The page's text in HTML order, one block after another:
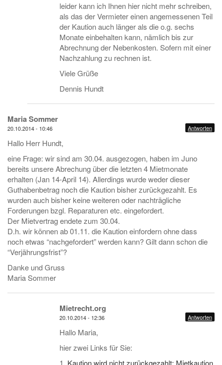
leider kann ich Ihnen hier nicht mehr schreiben,
als das der Vermieter einen angemessenen Teil
der Kaution auch länger als die o.g. sechs
Monate einbehalten kann, nämlich bis zur
Abrechnung der Nebenkosten. Sofern mit einer
Nachzahlung zu rechnen ist.
Viele Grüße
Dennis Hundt
Maria Sommer
20.10.2014 - 10:46 Antworten
Hallo Herr Hundt,
eine Frage: wir sind am 30.04. ausgezogen, haben im Juno
bereits unsere Abrechung über die letzten 4 Mietmonate
erhalten (Jan 14-April 14). Allerdings wurde weder dieser
Guthabenbetrag noch die Kaution bisher zurückgezahlt. Es
wurden auch bisher keine weiteren oder nachträgliche
Forderungen bzgl. Reparaturen etc. eingefordert.
Der Mietvertrag endete zum 30.04.
D.h. wir können ab 01.11. die Kaution einfordern ohne dass
noch etwas “nachgefordert” werden kann? Gilt dann schon die
“Verjährungsfrist”?
Danke und Gruss
Maria Sommer
Mietrecht.org
20.10.2014 - 12:36 Antworten
Hallo Maria,
hier zwei Links für Sie:
1. Kaution wird nicht zurückgezahlt: Mietkaution